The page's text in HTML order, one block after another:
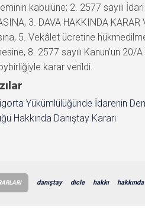
kabulüne; 2. 2577 sayılı
3. DAVA HAKKINDA
5. Vekâlet ücretine
8. 2577 sayılı Kanun’un
karar verildi.
Yükümlülüğünde İdarenin
Hakkında Danıştay Kararı
danıştay dicle hakkı hakkında